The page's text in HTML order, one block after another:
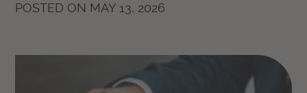
POSTED ON MAY 13, 2026